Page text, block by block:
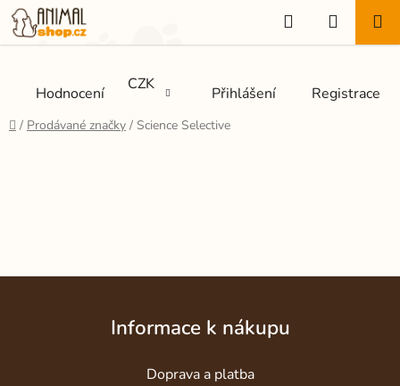
Přejít
na
obsah
Hodnocení CZK Přihlášení Registrace
Hledat
KOŠÍK
Domů
/ Prodávané značky / Science Selective
Informace k nákupu
Doprava a platba